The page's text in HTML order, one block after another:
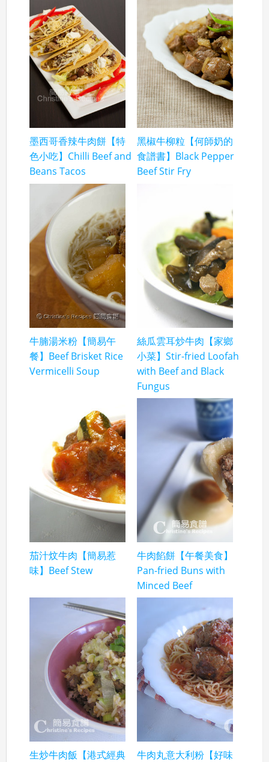
墨西哥香辣牛肉餅【特
色小吃】Chilli Beef and
Beans Tacos
黑椒牛柳粒【何師奶的
食譜書】Black Pepper
Beef Stir Fry
牛腩湯米粉【簡易午
餐】Beef Brisket Rice
Vermicelli Soup
絲瓜雲耳炒牛肉【家鄉
小菜】Stir-fried Loofah
with Beef and Black
Fungus
茄汁炆牛肉【簡易惹
味】Beef Stew
牛肉餡餅【午餐美食】
Pan-fried Buns with
Minced Beef
生炒牛肉飯【港式經典
牛肉丸意大利粉【好味